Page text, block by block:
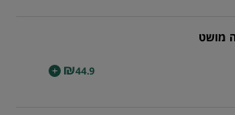
מושט
₪44.9
+